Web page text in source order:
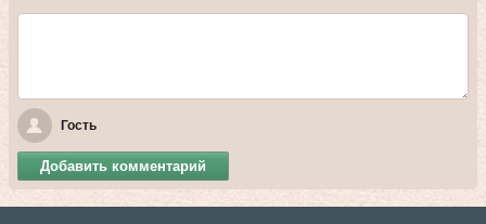
Гость
Добавить комментарий